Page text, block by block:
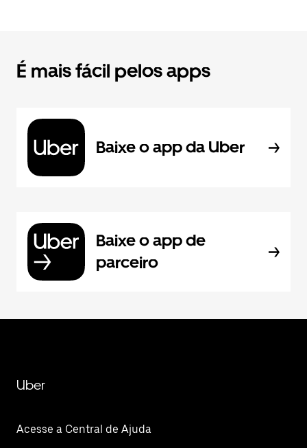
É mais fácil pelos apps
Baixe o app da Uber
Baixe o app de
parceiro
Uber
Acesse a Central de Ajuda